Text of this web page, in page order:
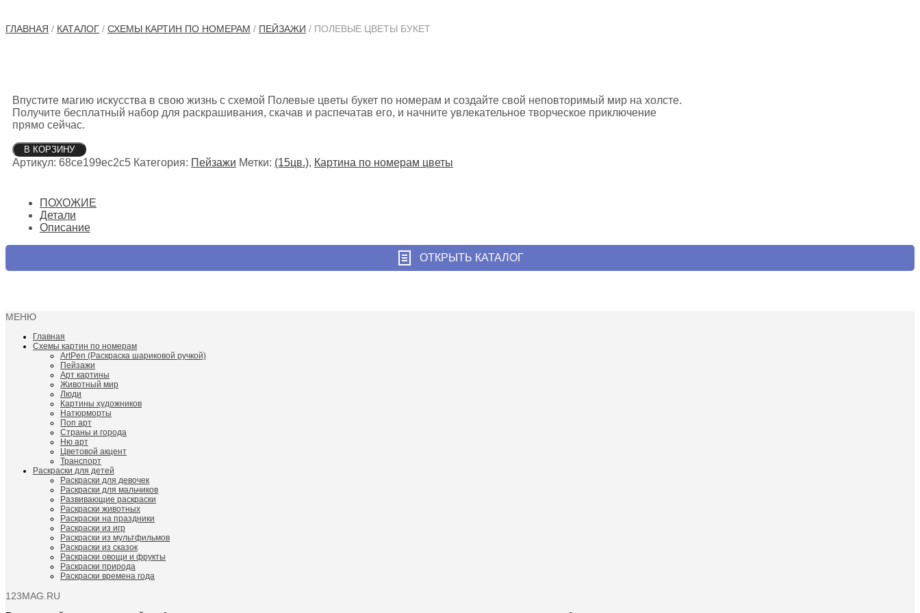
ГЛАВНАЯ / КАТАЛОГ / СХЕМЫ КАРТИН ПО НОМЕРАМ / ПЕЙЗАЖИ / ПОЛЕВЫЕ ЦВЕТЫ БУКЕТ
Впустите магию искусства в свою жизнь с схемой Полевые цветы букет по номерам и создайте свой неповторимый мир на холсте.
Получите бесплатный набор для раскрашивания, скачав и распечатав его, и начните увлекательное творческое приключение
прямо сейчас.
Количество
товара
В КОРЗИНУ
Артикул: 68ce199ec2c5 Категория: Пейзажи Метки: (15цв.), Картина по номерам цветы
ПОХОЖИЕ
Детали
Описание
ОТКРЫТЬ КАТАЛОГ
МЕНЮ
Главная
Схемы картин по номерам
ArtPen (Раскраска шариковой ручкой)
Пейзажи
Арт картины
Животный мир
Люди
Картины художников
Натюрморты
Поп арт
Страны и города
Ню арт
Цветовой акцент
Транспорт
Раскраски для детей
Раскраски для девочек
Раскраски для мальчиков
Развивающие раскраски
Раскраски животных
Раскраски на праздники
Раскраски из игр
Раскраски из мультфильмов
Раскраски из сказок
Раскраски овощи и фрукты
Раскраски природа
Раскраски времена года
123MAG.RU